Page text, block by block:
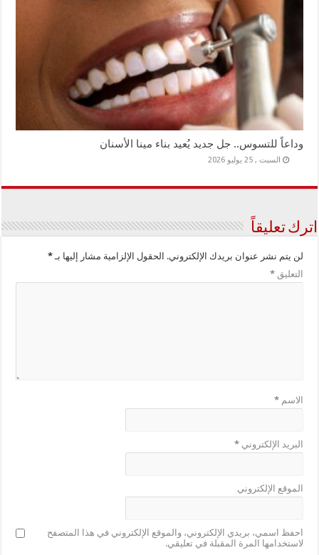
وداعاً للتسوس.. جل جديد يُعيد بناء مينا الأسنان
السبت , 25 يوليو 2026
اترك تعليقاً
لن يتم نشر عنوان بريدك الإلكتروني. الحقول الإلزامية مشار إليها بـ*
التعليق*
الاسم*
البريد الإلكتروني*
الموقع الإلكتروني
احفظ اسمي، بريدي الإلكتروني، والموقع الإلكتروني في هذا المتصفح
لاستخدامها المرة المقبلة في تعليقي.